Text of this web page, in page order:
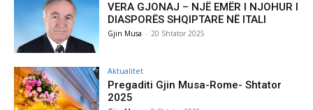
VERA GJONAJ – NJË EMËR I NJOHUR I
DIASPORËS SHQIPTARE NË ITALI
Gjin Musa - 20 Shtator 2025
Aktualitet
Pregaditi Gjin Musa-Rome- Shtator
2025